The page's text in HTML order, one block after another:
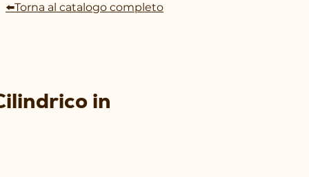
in
⬅️Torna al catalogo completo